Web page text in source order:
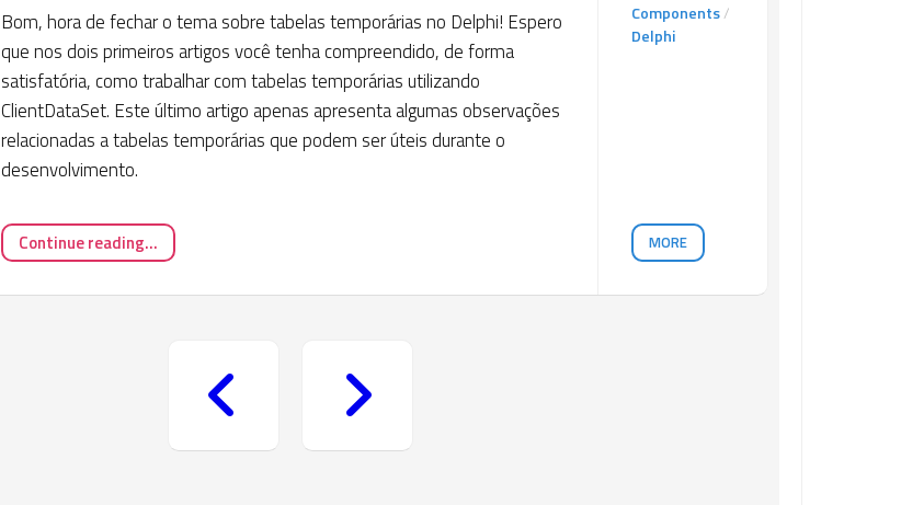
Bom, hora de fechar o tema sobre tabelas temporárias no Delphi! Espero
que nos dois primeiros artigos você tenha compreendido, de forma
satisfatória, como trabalhar com tabelas temporárias utilizando
ClientDataSet. Este último artigo apenas apresenta algumas observações
relacionadas a tabelas temporárias que podem ser úteis durante o
desenvolvimento.
Continue reading...
Components/
Delphi
MORE